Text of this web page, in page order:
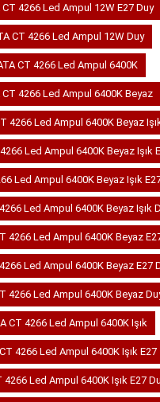
CT 4266 Led Ampul 12W E27 Duy
CT 4266 Led Ampul 12W Duy
CT 4266 Led Ampul 6400K
CT 4266 Led Ampul 6400K Beyaz
4266 Led Ampul 6400K Beyaz
Led Ampul 6400K Beyaz Işık
Led Ampul 6400K Beyaz Işık
Led Ampul 6400K Beyaz Işık
4266 Led Ampul 6400K Beyaz
Led Ampul 6400K Beyaz E27
4266 Led Ampul 6400K Beyaz
CT 4266 Led Ampul 6400K Işık
4266 Led Ampul 6400K Işık E27
4266 Led Ampul 6400K Işık E27